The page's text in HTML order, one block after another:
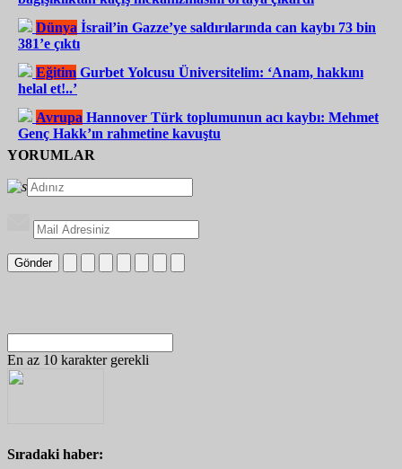
Dünya İsrail’in Gazze’ye saldırılarında can kaybı 73 bin
381’e çıktı
Eğitim Gurbet Yolcusu Üniversitelim: ‘Anam, hakkını
helal et!..’
Avrupa Hannover Türk toplumunun acı kaybı: Mehmet
Genç Hakk’ın rahmetine kavuştu
YORUMLAR
Gönder
En az 10 karakter gerekli
Sıradaki haber: